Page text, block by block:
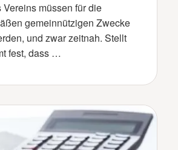
Vereins müssen für die
gemeinnützigen Zwecke
und zwar zeitnah. Stellt
fest, dass …